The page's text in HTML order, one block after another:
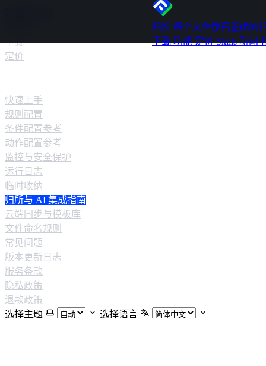
归所 每个文件都有正确的
下载功能定价Skills新闻
下载
定价
快速上手
规则配置
条件配置参考
动作配置参考
监控与安全保护
运行日志
临时收纳
归所与 AI 集成指南
云端同步与模板库
文件命名规则
常见问题
版本更新日志
服务条款
隐私政策
退款政策
选择主题
选择语言